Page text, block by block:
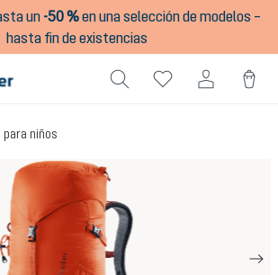
un -50 %en una selección de modelos –
hasta fin de existencias
para niños